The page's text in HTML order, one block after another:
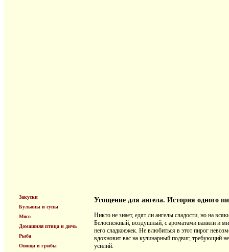
Закуски
Бульоны и супы
Мясо
Домашняя птица и дичь
Рыба
Овощи и грибы
Угощение для ангела. История одного
Никто не знает, едят ли ангелы сладости, но на
Белоснежный, воздушный, с ароматами ванили и
него сладкоежек. Не влюбиться в этот пирог
вдохновит вас на кулинарный подвиг, требующий
усилий.